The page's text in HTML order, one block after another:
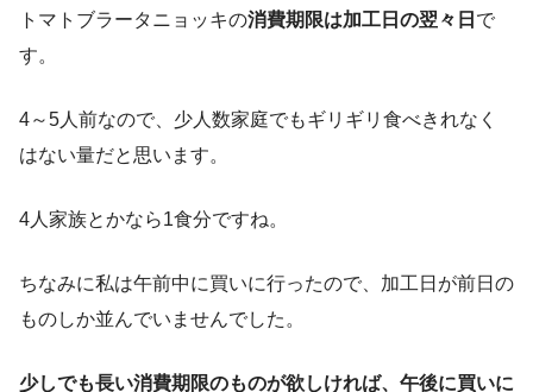
トマトブラータニョッキの消費期限は加工日の翌々日 で
す。
4～5人前なので、少人数家庭でもギリギリ食べきれなく
はない量だと思います。
4人家族とかなら1食分ですね。
ちなみに私は午前中に買いに行ったので、加工日が前日の
ものしか並んでいませんでした。
少しでも長い消費期限のものが欲しければ、午後に買いに